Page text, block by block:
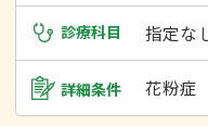
診療科目 指定な
詳細条件 花粉症